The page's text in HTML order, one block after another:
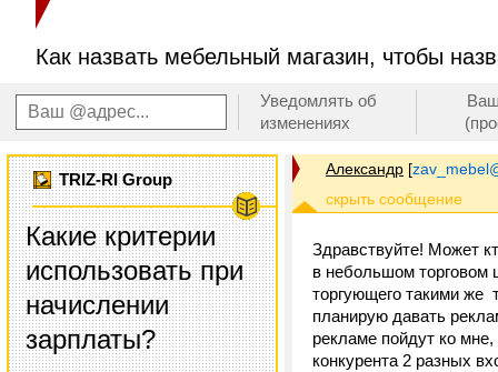
Как назвать мебельный магазин, чтобы
Уведомлять об
изменениях
TRIZ-RI Group
Какие критерии
использовать при
начислении
зарплаты?
Александр [
Здравствуйте! Может
в небольшом торговом
торгующего такими же
планирую давать
рекламе пойдут ко
конкурента 2 разных